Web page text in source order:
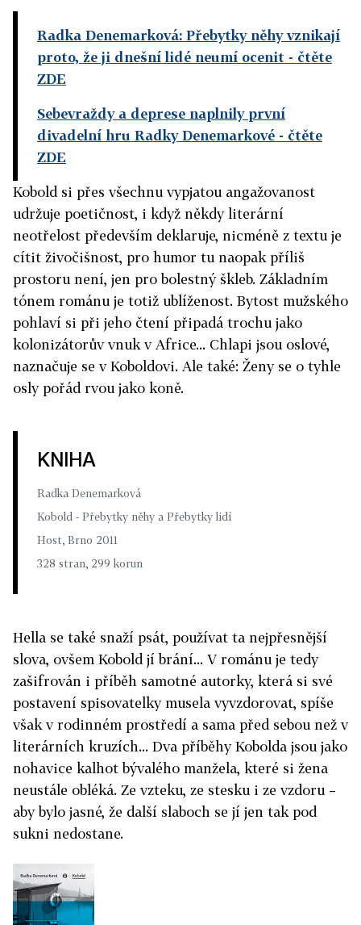
Radka Denemarková: Přebytky něhy vznikají
proto, že ji dnešní lidé neumí ocenit - čtěte
ZDE
Sebevraždy a deprese naplnily první
divadelní hru Radky Denemarkové - čtěte
ZDE
Kobold si přes všechnu vypjatou angažovanost
udržuje poetičnost, i když někdy literární
neotřelost především deklaruje, nicméně z textu je
cítit živočišnost, pro humor tu naopak příliš
prostoru není, jen pro bolestný škleb. Základním
tónem románu je totiž ublíženost. Bytost mužského
pohlaví si při jeho čtení připadá trochu jako
kolonizátorův vnuk v Africe... Chlapi jsou oslové,
naznačuje se v Koboldovi. Ale také: Ženy se o tyhle
osly pořád rvou jako koně.
KNIHA
Radka Denemarková
Kobold - Přebytky něhy a Přebytky lidí
Host, Brno 2011
328 stran, 299 korun
Hella se také snaží psát, používat ta nejpřesnější
slova, ovšem Kobold jí brání... V románu je tedy
zašifrován i příběh samotné autorky, která si své
postavení spisovatelky musela vyvzdorovat, spíše
však v rodinném prostředí a sama před sebou než v
literárních kruzích... Dva příběhy Kobolda jsou jako
nohavice kalhot bývalého manžela, které si žena
neustále obléká. Ze vzteku, ze stesku i ze vzdoru –
aby bylo jasné, že další slaboch se jí jen tak pod
sukni nedostane.